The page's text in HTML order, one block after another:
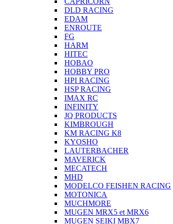
DLD RACING
EDAM
ENROUTE
FG
HARM
HITEC
HOBAO
HOBBY PRO
HPI RACING
HSP RACING
IMAX RC
INFINITY
JQ PRODUCTS
KIMBROUGH
KM RACING K8
KYOSHO
LAUTERBACHER
MAVERICK
MECATECH
MHD
MODELCO FEISHEN RACING
MOTONICA
MUCHMORE
MUGEN MRX5 et MRX6
MUGEN SEIKI MBX7